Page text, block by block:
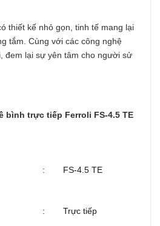
thiết kế nhỏ gọn, tinh tế mang lại
tắm. Cùng với các công nghệ
đem lại sự yên tâm cho người sử
bình trực tiếp Ferroli FS-4.5 TE
: FS-4.5 TE
: Trực tiếp